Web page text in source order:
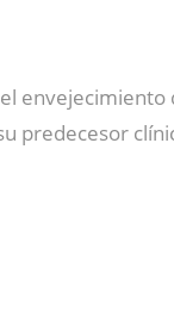
predecesor